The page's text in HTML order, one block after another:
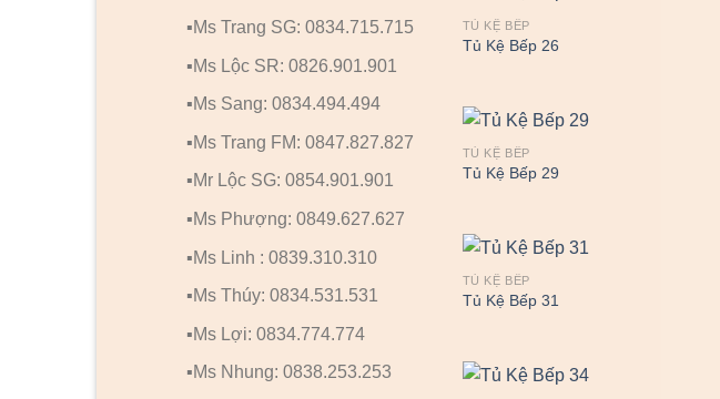
▪️Ms Trang SG: 0834.715.715
▪️Ms Lộc SR: 0826.901.901
▪️Ms Sang: 0834.494.494
▪️Ms Trang FM: 0847.827.827
▪️Mr Lộc SG: 0854.901.901
▪️Ms Phượng: 0849.627.627
▪️Ms Linh : 0839.310.310
▪️Ms Thúy: 0834.531.531
▪️Ms Lợi: 0834.774.774
▪️Ms Nhung: 0838.253.253
TỦ KỆ BẾP
Tủ Kệ Bếp 26
TỦ KỆ BẾP
Tủ Kệ Bếp 29
TỦ KỆ BẾP
Tủ Kệ Bếp 31